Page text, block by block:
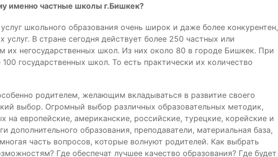
именно частные школы г.Бишкек?
школьного образования очень широк и даже более конкурентен,
услуг. В стране сегодня действует более 250 частных или
их негосударственных школ. Из них около 80 в городе Бишкек. При
государственных школ. То есть практически их количество
родителем, желающим вкладываться в развитие своего
выбор. Огромный выбор различных образовательных методик,
на европейские, американские, российские, турецкие, корейские и
дополнительного образования, преподаватели, материальная база,
часть вопросов, которые волнуют родителей. Как выбрать
Где обеспечат лучшее качество образования? Где будет